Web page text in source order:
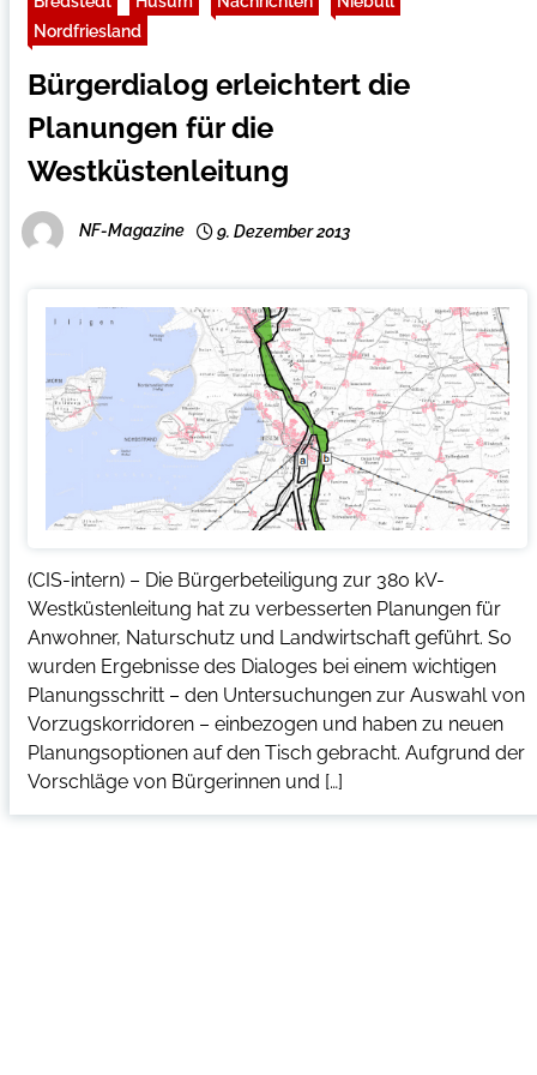
Nordfriesland
Bürgerdialog erleichtert die
Planungen für die
Westküstenleitung
NF-Magazine 9. Dezember 2013
(CIS-intern) – Die Bürgerbeteiligung zur 380 kV-
Westküstenleitung hat zu verbesserten Planungen für
Anwohner, Naturschutz und Landwirtschaft geführt. So
wurden Ergebnisse des Dialoges bei einem wichtigen
Planungsschritt – den Untersuchungen zur Auswahl von
Vorzugskorridoren – einbezogen und haben zu neuen
Planungsoptionen auf den Tisch gebracht. Aufgrund der
Vorschläge von Bürgerinnen und […]